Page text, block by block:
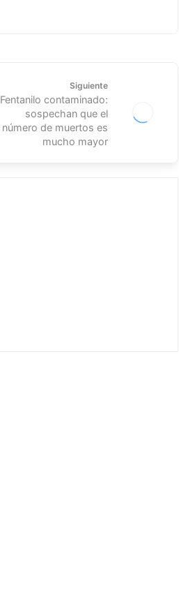
Siguiente
Fentanilo contaminado:
sospechan que el
número de muertos es
mucho mayor